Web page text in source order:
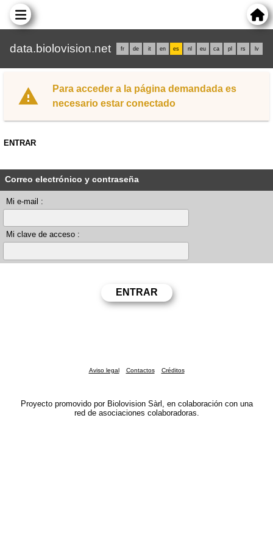
data.biolovision.net fr de it en es nl eu ca pl rs lv
Para acceder a la página demandada es
necesario estar conectado
ENTRAR
Correo electrónico y contraseña
Mi e-mail :
Mi clave de acceso :
Aviso legal Contactos Créditos
Proyecto promovido por Biolovision Sàrl, en colaboración con una
red de asociaciones colaboradoras.